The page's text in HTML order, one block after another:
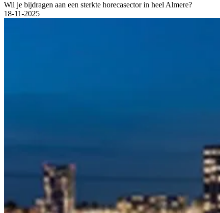
Wil je bijdragen aan een sterkte horecasector in heel Almere?
18-11-2025